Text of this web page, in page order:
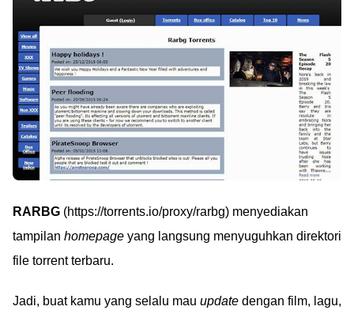
RARBG (https://torrents.io/proxy/rarbg) menyediakan
tampilan homepage yang langsung menyuguhkan direktori
file torrent terbaru.
Jadi, buat kamu yang selalu mau update dengan film, lagu,